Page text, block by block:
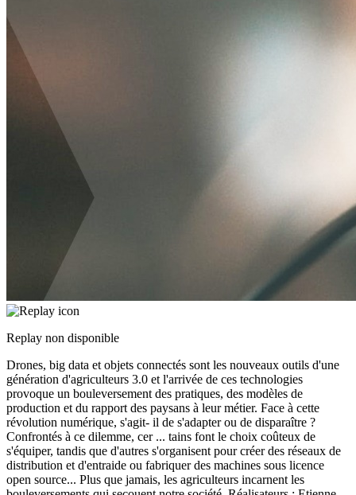
Replay non disponible
Drones, big data et objets connectés sont les nouveaux outils d'une
génération d'agriculteurs 3.0 et l'arrivée de ces technologies
provoque un bouleversement des pratiques, des modèles de
production et du rapport des paysans à leur métier. Face à cette
révolution numérique, s'agit- il de s'adapter ou de disparaître ?
Confrontés à ce dilemme, cer ... tains font le choix coûteux de
s'équiper, tandis que d'autres s'organisent pour créer des réseaux de
distribution et d'entraide ou fabriquer des machines sous licence
open source... Plus que jamais, les agriculteurs incarnent les